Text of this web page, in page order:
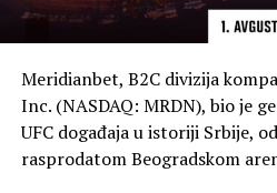
“Mi smo zaista mnogo
iskustvom, možete osjetiti i
protivnik igrački odgovara. Mi
radimo, vjerovali smo u naš
vjerovali smo u naše djevojke.
turnira maksimalno ispoštovale
Meridianbet, B2C divizija
Inc. (NASDAQ: MRDN), bio je
UFC događaja u istoriji Srbije,
rasprodatom Beogradskom